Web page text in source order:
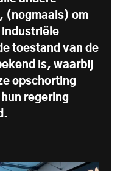
(nogmaals) om
industriële
toestand van de
is, waarbij
opschorting
regering